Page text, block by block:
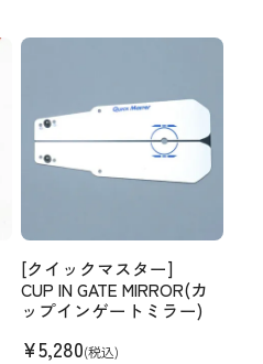
[クイックマスター]
CUP IN GATE MIRROR(カ
ップインゲートミラー)
¥5,280(税込)